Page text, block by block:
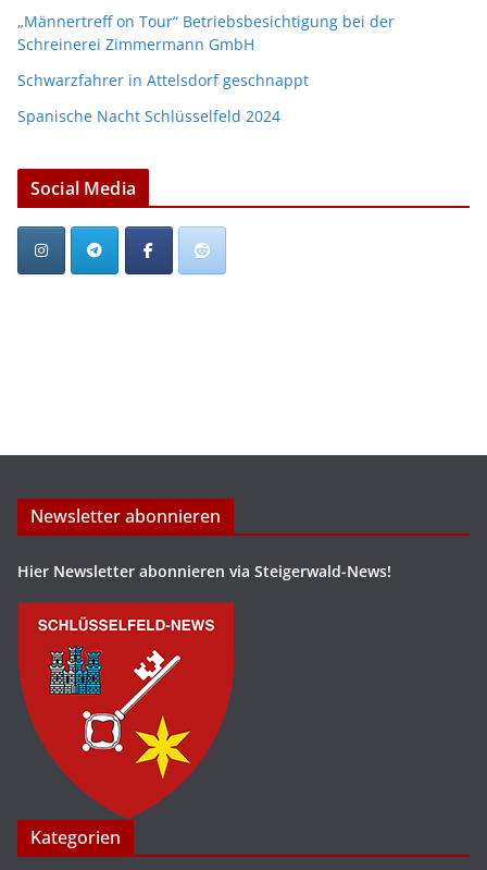
„Männertreff on Tour“ Betriebsbesichtigung bei der
Schreinerei Zimmermann GmbH
Schwarzfahrer in Attelsdorf geschnappt
Spanische Nacht Schlüsselfeld 2024
Social Media
Newsletter abonnieren
Hier Newsletter abonnieren via Steigerwald-News!
Kategorien